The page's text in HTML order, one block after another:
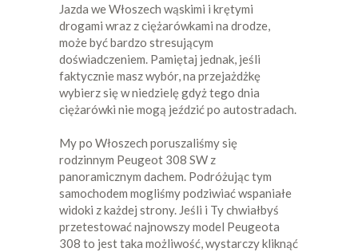
Jazda we Włoszech wąskimi i krętymi
drogami wraz z ciężarówkami na drodze,
może być bardzo stresującym
doświadczeniem. Pamiętaj jednak, jeśli
faktycznie masz wybór, na przejażdżkę
wybierz się w niedzielę gdyż tego dnia
ciężarówki nie mogą jeździć po autostradach.
My po Włoszech poruszaliśmy się
rodzinnym Peugeot 308 SW z
panoramicznym dachem. Podróżując tym
samochodem mogliśmy podziwiać wspaniałe
widoki z każdej strony. Jeśli i Ty chwiałbyś
przetestować najnowszy model Peugeota
308 to jest taka możliwość, wystarczy kliknąć